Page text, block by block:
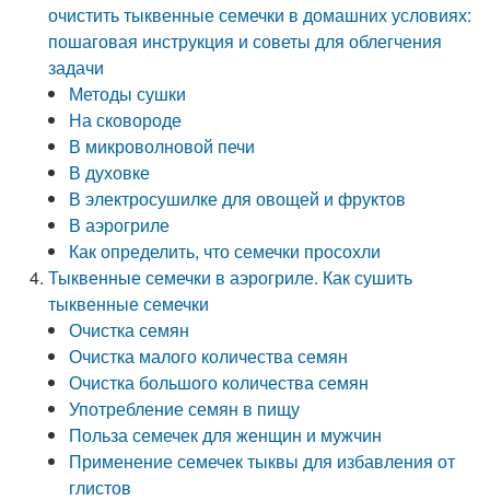
очистить тыквенные семечки в домашних условиях:
пошаговая инструкция и советы для облегчения
задачи
Методы сушки
На сковороде
В микроволновой печи
В духовке
В электросушилке для овощей и фруктов
В аэрогриле
Как определить, что семечки просохли
Тыквенные семечки в аэрогриле. Как сушить
тыквенные семечки
Очистка семян
Очистка малого количества семян
Очистка большого количества семян
Употребление семян в пищу
Польза семечек для женщин и мужчин
Применение семечек тыквы для избавления от
глистов